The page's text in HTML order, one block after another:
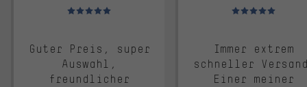
Bewertungen: 5 von 5
Guter Preis, super
Auswahl,
freundlicher
Bewertungen: 5 von 5
Immer extrem
schneller
Einer meiner